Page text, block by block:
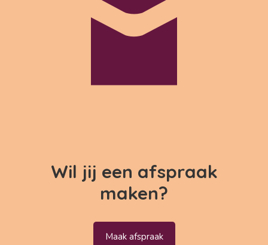
Wil jij een afspraak
maken?
Maak afspraak